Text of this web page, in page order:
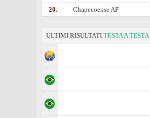
20.
Chapecoense AF
ULTIMI RISULTATI TESTA A TESTA